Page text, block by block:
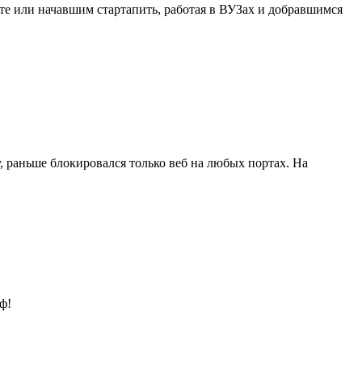
или начавшим стартапить, работая в ВУЗах и добравшимся
раньше блокировался только веб на любых портах. На